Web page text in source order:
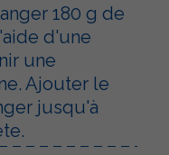
180 g de
d'une
une
Ajouter le
jusqu'à